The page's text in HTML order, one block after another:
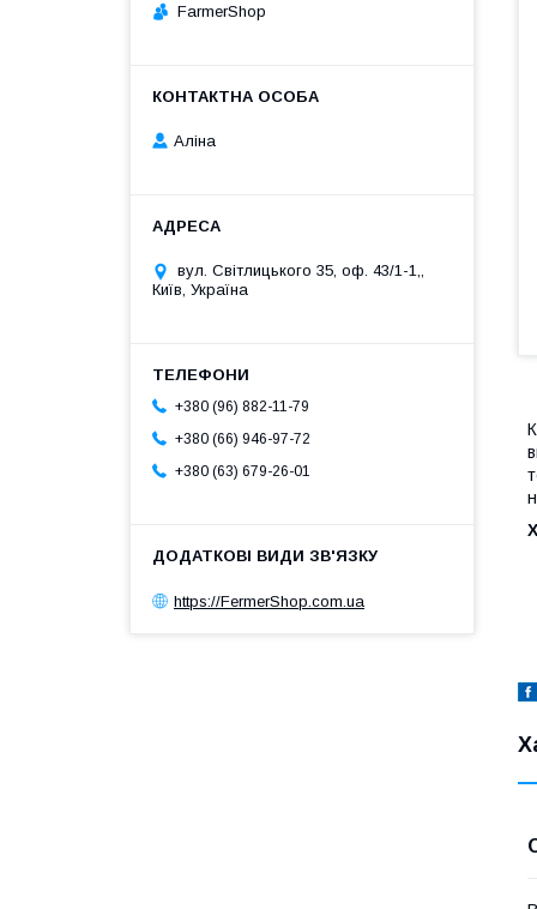
FarmerShop
Аліна
вул. Світлицького 35, оф. 43/1-1,,
Київ, Україна
+380 (96) 882-11-79
+380 (66) 946-97-72
+380 (63) 679-26-01
https://FermerShop.com.ua